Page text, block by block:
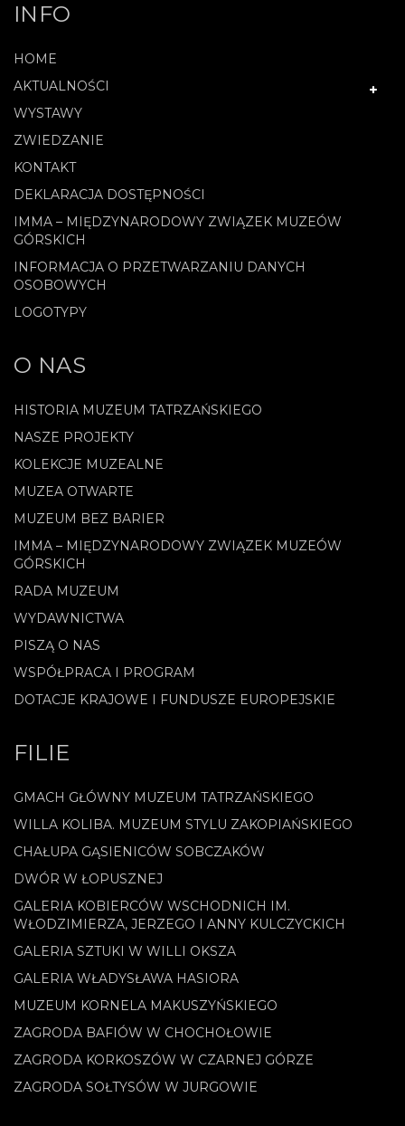
INFO
HOME
AKTUALNOŚCI
WYSTAWY
ZWIEDZANIE
KONTAKT
DEKLARACJA DOSTĘPNOŚCI
IMMA – MIĘDZYNARODOWY ZWIĄZEK MUZEÓW
GÓRSKICH
INFORMACJA O PRZETWARZANIU DANYCH
OSOBOWYCH
LOGOTYPY
O NAS
HISTORIA MUZEUM TATRZAŃSKIEGO
NASZE PROJEKTY
KOLEKCJE MUZEALNE
MUZEA OTWARTE
MUZEUM BEZ BARIER
IMMA – MIĘDZYNARODOWY ZWIĄZEK MUZEÓW
GÓRSKICH
RADA MUZEUM
WYDAWNICTWA
PISZĄ O NAS
WSPÓŁPRACA I PROGRAM
DOTACJE KRAJOWE I FUNDUSZE EUROPEJSKIE
FILIE
GMACH GŁÓWNY MUZEUM TATRZAŃSKIEGO
WILLA KOLIBA. MUZEUM STYLU ZAKOPIAŃSKIEGO
CHAŁUPA GĄSIENICÓW SOBCZAKÓW
DWÓR W ŁOPUSZNEJ
GALERIA KOBIERCÓW WSCHODNICH IM.
WŁODZIMIERZA, JERZEGO I ANNY KULCZYCKICH
GALERIA SZTUKI W WILLI OKSZA
GALERIA WŁADYSŁAWA HASIORA
MUZEUM KORNELA MAKUSZYŃSKIEGO
ZAGRODA BAFIÓW W CHOCHOŁOWIE
ZAGRODA KORKOSZÓW W CZARNEJ GÓRZE
ZAGRODA SOŁTYSÓW W JURGOWIE